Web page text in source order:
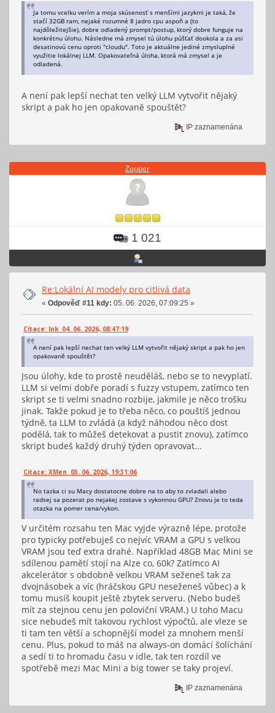
Ja tomu vcelku verím a moja skúsenosť s menšími jazykmi je taká, že
stačí 32GB ram, nejaké rozumné 8 jadro cpu aspoň a (to
najdôležitejšie), dobre odladený prompt/postup, ktorý dobre funguje na
konkrétnu úlohu. Následne má zmysel tú úlohu púšťať dookola a za asi
desatinovú cenu oproti "cloudu". Toto je aktuálne jediné zmysluplné
využitie lokálnej LLM. Opakovateľná úloha, ktorá má zmysel a je
odladená.
A není pak lepší nechat ten velký LLM vytvořit nějaký
skript a pak ho jen opakovaně spouštět?
IP zaznamenána
Zopper
1 021
Re:Lokální AI modely pro citlivá data
« Odpověď #11 kdy: 05. 06. 2026, 07:09:25 »
Citace: Ink 04. 06. 2026, 08:47:19
A není pak lepší nechat ten velký LLM vytvořit nějaký skript a pak ho jen
opakovaně spouštět?
Jsou úlohy, kde to prostě neuděláš, nebo se to nevyplatí.
LLM si velmi dobře poradí s fuzzy vstupem, zatímco ten
skript se ti velmi snadno rozbije, jakmile je něco trošku
jinak. Takže pokud je to třeba něco, co pouštíš jednou
týdně, ta LLM to zvládá (a když náhodou něco dost
podělá, tak to můžeš detekovat a pustit znovu), zatímco
skript budeš každý druhý týden opravovat...
Citace: XMen 03. 06. 2026, 19:31:06
No tazka ci su Macy dostatocne dobre na to aby to zvladali alebo
radsej sa pozerat po nejakej zostave s vykonnou GPU? Znovu je to teda
otazka na pomer cena/vykon.
V určitém rozsahu ten Mac vyjde výrazně lépe, protože
pro typicky potřebuješ co nejvíc VRAM a GPU s velkou
VRAM jsou teď extra drahé. Například 48GB Mac Mini se
sdílenou pamětí stojí na Alze co, 60k? Zatímco AI
akcelerátor s obdobně velkou VRAM seženeš tak za
dvojnásobek a víc (hráčskou GPU neseženeš vůbec) a k
tomu musíš koupit ještě zbytek serveru. (Nebo budeš
mít za stejnou cenu jen poloviční VRAM.) U toho Macu
sice nebudeš mít takovou rychlost výpočtů, ale vleze se
ti tam ten větší a schopnější model za mnohem menší
cenu. Plus, pokud to máš na always-on domácí šolíchání
a sedí ti to hromadu času v idle, tak ten rozdíl ve
spotřebě mezi Mac Mini a big tower se taky projeví.
IP zaznamenána